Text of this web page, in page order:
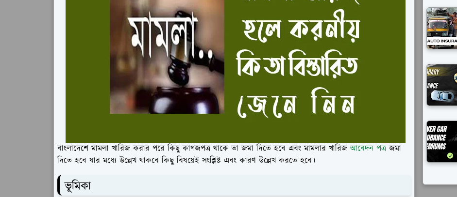
বাংলাদেশে মামলা খারিজ করার পরে কিছু কাগজপত্র থাকে তা জমা দিতে হবে এবং মামলার খারিজআবেদন পত্রজমা
দিতে হবে যার মধ্যে উল্লেখ থাকবে কিছু বিষয়েই সংশ্লিষ্ট এবং কারণ উল্লেখ করতে হবে।
ভূমিকা